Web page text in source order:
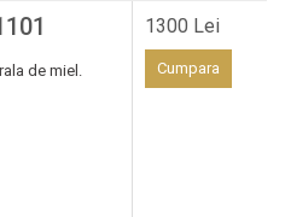
de miel.
1300 Lei
Cumpara